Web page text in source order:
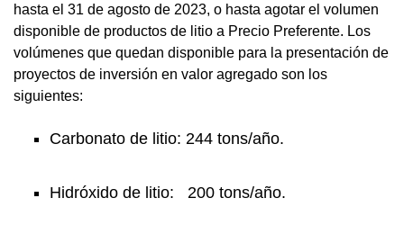
hasta el 31 de agosto de 2023, o hasta agotar el volumen
disponible de productos de litio a Precio Preferente. Los
volúmenes que quedan disponible para la presentación de
proyectos de inversión en valor agregado son los
siguientes:
Carbonato de litio: 244 tons/año.
Hidróxido de litio: 200 tons/año.